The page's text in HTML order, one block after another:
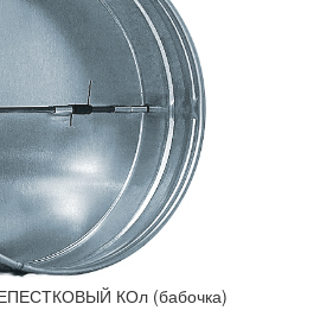
КОл (бабочка)